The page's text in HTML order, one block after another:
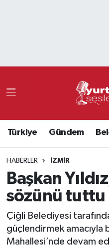
Türkiye Gündem
HABERLER İZMIR
Başkan
sözünü tuttu
Çiğli Belediyesi
güçlendirmek amacıyla
Mahallesi’nde devam
Namaz Vakitleri
Süper Lig Puan
Tüm Manşetler
Son Dakika
Haber Arşivi